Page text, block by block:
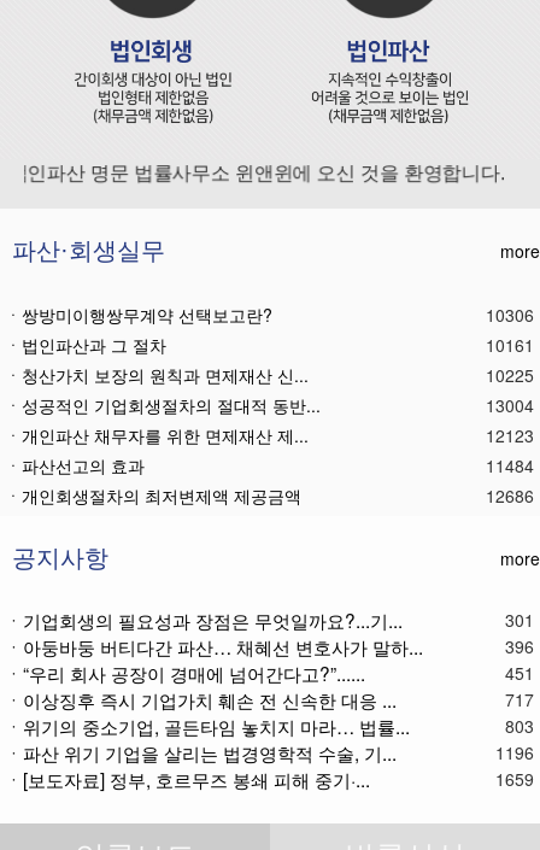
인파산 명문 법률사무소 윈앤윈에 오신 것을 환영합니다.
파산·회생실무 more
ㆍ쌍방미이행쌍무계약 선택보고란?
10306
ㆍ법인파산과 그 절차
10161
ㆍ청산가치 보장의 원칙과 면제재산 신...
10225
ㆍ성공적인 기업회생절차의 절대적 동반...
13004
ㆍ개인파산 채무자를 위한 면제재산 제...
12123
ㆍ파산선고의 효과
11484
ㆍ 개인회생절차의 최저변제액 제공금액
12686
ㆍ기업회생제도와 기업파산제도
11630
ㆍ법인파산 후 이사의 연대보증책임 해...
11588
ㆍ법인파산절차와 기업회생절차 개요
11881
ㆍ개인회생재단채권(우선권이 있는 채권...
11126
ㆍ개인회생재단이란?
11057
ㆍ개인회생채권이란?
11292
ㆍ가용소득이란?
11238
ㆍ회생신청 후 경매절차 정지신청은?
ㆍ별제권부 채권(회생절차에서의 근저당...
12195
공지사항 more
ㆍ기업회생의 필요성과 장점은 무엇일까요?...기... 301
ㆍ아둥바둥 버티다간 파산… 채혜선 변호사가 말하... 396
ㆍ“우리 회사 공장이 경매에 넘어간다고?”...... 451
ㆍ이상징후 즉시 기업가치 훼손 전 신속한 대응 ... 717
ㆍ위기의 중소기업, 골든타임 놓치지 마라… 법률... 803
ㆍ파산 위기 기업을 살리는 법경영학적 수술, 기... 1196
ㆍ[보도자료] 정부, 호르무즈 봉쇄 피해 중기·... 1659